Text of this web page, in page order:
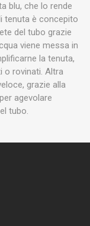
blu, che lo rende
tenuta è concepito
del tubo grazie
viene messa in
la tenuta,
o rovinati. Altra
grazie alla
agevolare
tubo.